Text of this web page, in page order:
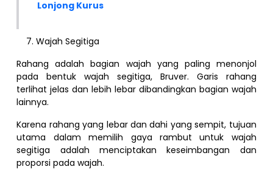
Lonjong Kurus
Wajah Segitiga
Rahang adalah bagian wajah yang paling menonjol
pada bentuk wajah segitiga, Bruver. Garis rahang
terlihat jelas dan lebih lebar dibandingkan bagian wajah
lainnya.
Karena rahang yang lebar dan dahi yang sempit, tujuan
utama dalam memilih gaya rambut untuk wajah
segitiga adalah menciptakan keseimbangan dan
proporsi pada wajah.